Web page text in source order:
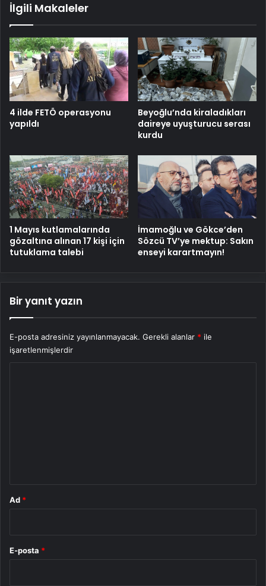
İlgili Makaleler
4 ilde FETÖ operasyonu
yapıldı
Beyoğlu’nda kiraladıkları
daireye uyuşturucu serası
kurdu
1 Mayıs kutlamalarında
gözaltına alınan 17 kişi için
tutuklama talebi
İmamoğlu ve Gökce’den
Sözcü TV’ye mektup: Sakın
enseyi karartmayın!
Bir yanıt yazın
E-posta adresiniz yayınlanmayacak. Gerekli alanlar * ile
işaretlenmişlerdir
Ad *
E-posta *